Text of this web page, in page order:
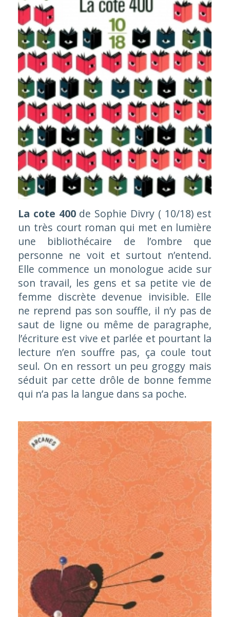
La cote 400de Sophie Divry ( 10/18) est
un très court roman qui met en lumière
une bibliothécaire de l’ombre que
personne ne voit et surtout n’entend.
Elle commence un monologue acide sur
son travail, les gens et sa petite vie de
femme discrète devenue invisible. Elle
ne reprend pas son souffle, il n’y pas de
saut de ligne ou même de paragraphe,
l’écriture est vive et parlée et pourtant la
lecture n’en souffre pas, ça coule tout
seul. On en ressort un peu groggy mais
séduit par cette drôle de bonne femme
qui n’a pas la langue dans sa poche.